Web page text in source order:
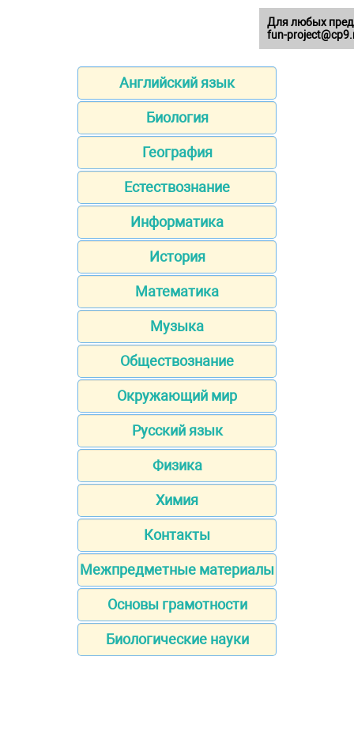
Английский язык
Биология
География
Естествознание
Информатика
История
Математика
Музыка
Обществознание
Окружающий мир
Русский язык
Физика
Химия
Контакты
Межпредметные материалы
Основы грамотности
Биологические науки
Для любых
fun-